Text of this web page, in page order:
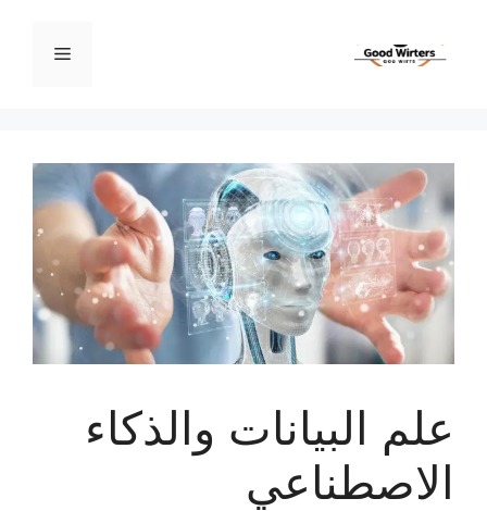
المحتوى
القائمة
علم البيانات والذكاء
الاصطناعي